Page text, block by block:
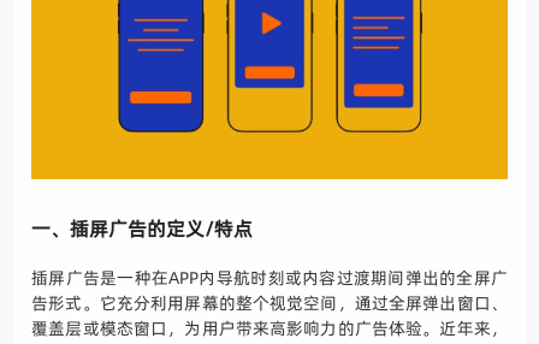
一、插屏广告的定义/特点
插屏广告是一种在APP内导航时刻或内容过渡期间弹出的全屏广
告形式。它充分利用屏幕的整个视觉空间，通过全屏弹出窗口、
覆盖层或模态窗口，为用户带来高影响力的广告体验。近年来，